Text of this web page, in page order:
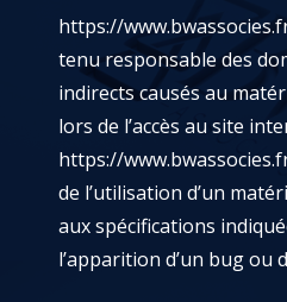
https://
tenu responsable des
indirects causés au
lors de l’accès au site
https://
de l’utilisation d’un
aux spécifications
l’apparition d’un bug ou